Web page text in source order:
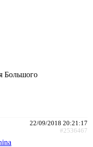
Большого
22/09/2018 20:21:17
#2536467